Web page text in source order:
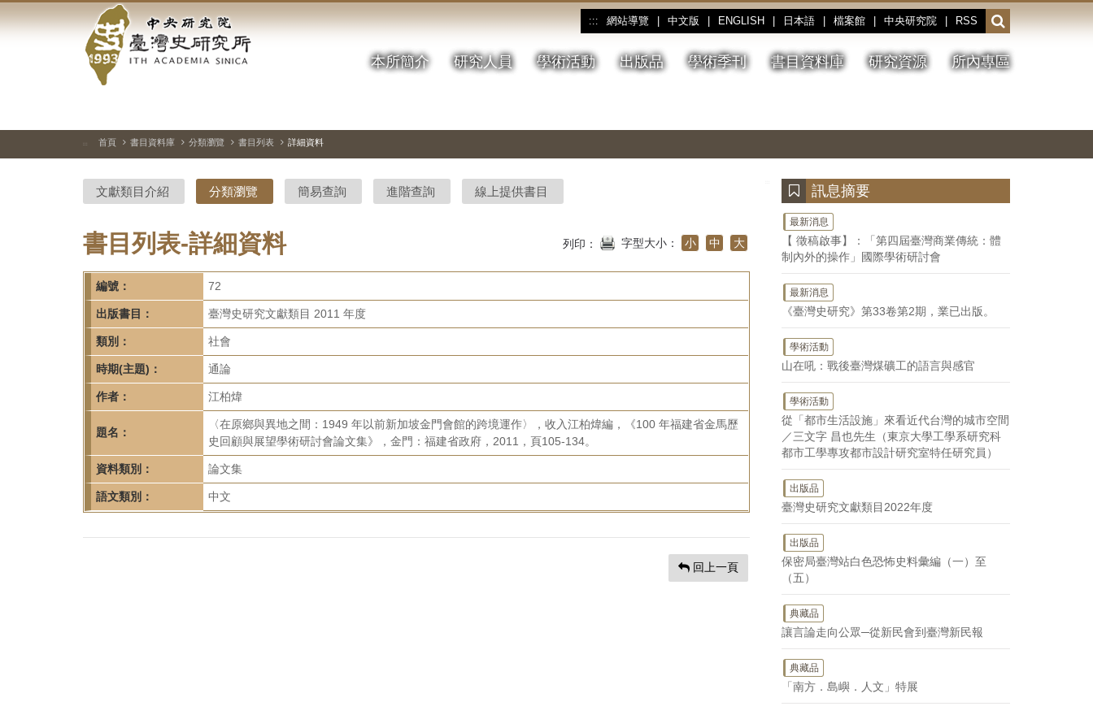
到
中
央
研
院-
臺
灣
史
研
究
所-
首
頁
::: 網站導覽 中文版 ENGLISH 日本語 檔案館 中央研究院 RSS
開
啟
或
收
本所簡介 研究人員 學術活動 出版品 學術季刊 書目資料庫 研究資源 所內專區
停、
圖
圖
結
::: 首頁 書目資料庫 分類瀏覽 書目列表 詳細資料
文獻類目介紹 分類瀏覽 簡易查詢 進階查詢 線上提供書目
書目列表-詳細資料 列印： 字型大小： 小 中 大
編號： 72
出版書目： 臺灣史研究文獻類目 2011 年度
類別： 社會
時期(主題)： 通論
作者： 江柏煒
題名：
〈在原鄉與異地之間：1949 年以前新加坡金門會館的跨境運作〉，收入江柏煒編，《100 年福建省金馬歷
史回顧與展望學術研討會論文集》，金門：福建省政府，2011，頁105-134。
資料類別： 論文集
語文類別： 中文
回上一頁
訊息摘要
最新消息
【 徵稿啟事】：「第四屆臺灣商業傳統：體
制內外的操作」國際學術研討會
最新消息
《臺灣史研究》第33卷第2期，業已出版。
學術活動
山在吼：戰後臺灣煤礦工的語言與感官
學術活動
從「都市生活設施」來看近代台灣的城市空間
／三文字 昌也先生（東京大學工學系研究科
都市工學專攻都市設計研究室特任研究員）
出版品
臺灣史研究文獻類目2022年度
出版品
保密局臺灣站白色恐怖史料彙編（一）至
（五）
典藏品
讓言論走向公眾─從新民會到臺灣新民報
典藏品
「南方．島嶼．人文」特展